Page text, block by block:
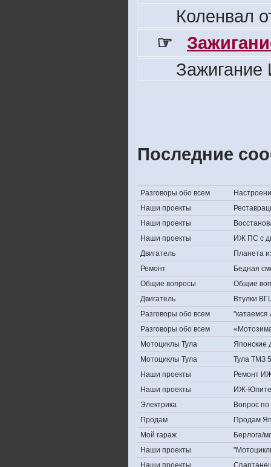
Коленвал
☞
Последние
Разговоры обо всем
Наши проекты
Наши проекты
Наши проекты
ИЖ ПС с
Двигатель
Планета
Ремонт
Бедная
Общие вопросы
Общие
Двигатель
Втулки
Разговоры обо всем
Разговоры обо всем
Мотоциклы Тула
Японские
Мотоциклы Тула
Тула ТМЗ
Наши проекты
Ремонт
Наши проекты
ИЖ-
Электрика
Вопрос по
Продам
Продам
Мой гараж
Берлога/
Наши проекты
Наши проекты